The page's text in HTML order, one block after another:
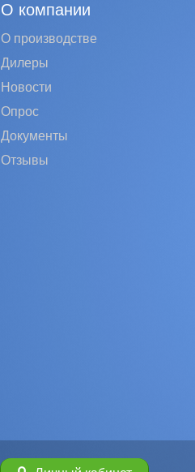
О компании
О производстве
Дилеры
Новости
Опрос
Документы
Отзывы